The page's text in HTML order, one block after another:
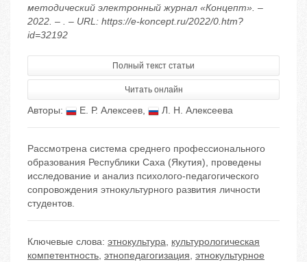
методический электронный журнал «Концепт». –
2022. – . – URL: https://e-koncept.ru/2022/0.htm?
id=32192
Полный текст статьи
Читать онлайн
Авторы: Е. Р. Алексеев, Л. Н. Алексеева
Рассмотрена система среднего профессионального
образования Республики Саха (Якутия), проведены
исследование и анализ психолого-педагогического
сопровождения этнокультурного развития личности
студентов.
Ключевые слова: этнокультура, культурологическая
компетентность, этнопедагогизация, этнокультурное